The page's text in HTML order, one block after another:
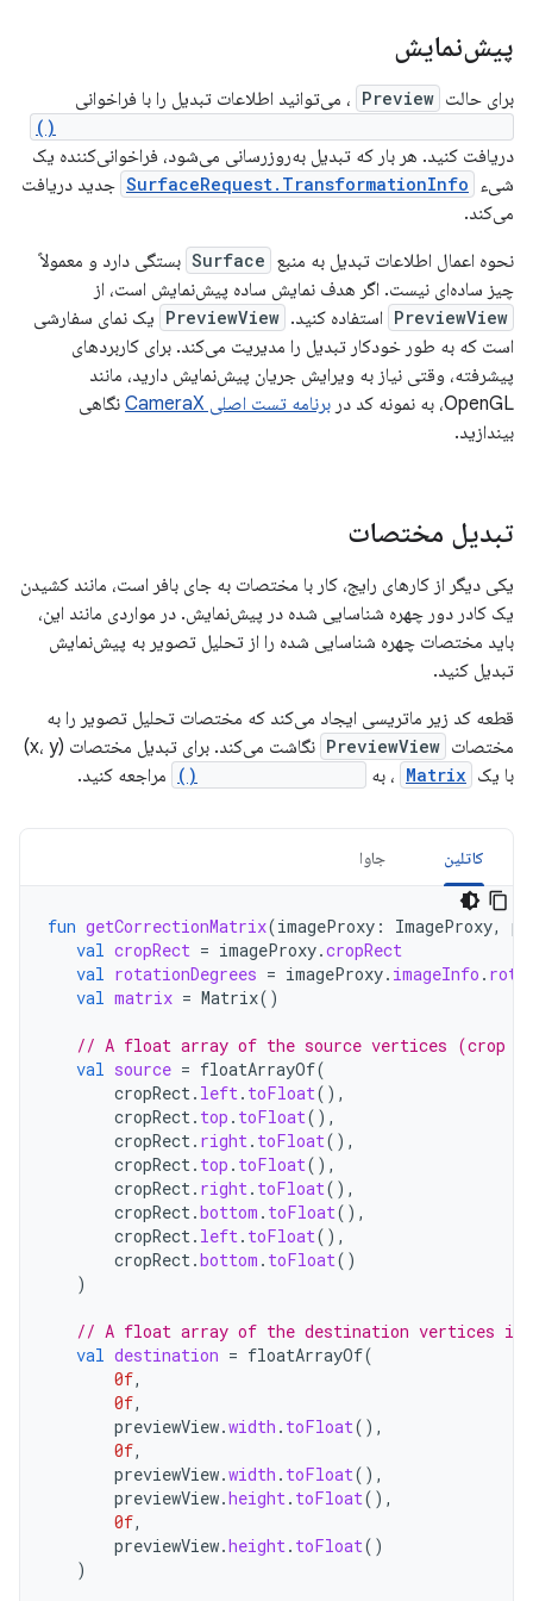
پیش‌نمایش
برای حالت Preview ، می‌توانید اطلاعات تبدیل را با فراخوانی
دریافت کنید. هر بار که تبدیل به‌روزرسانی می‌شود، فراخوانی‌کننده یک
شیء SurfaceRequest.TransformationInfo جدید دریافت
می‌کند.
نحوه اعمال اطلاعات تبدیل به منبع Surface بستگی دارد و معمولاً
چیز ساده‌ای نیست. اگر هدف نمایش ساده پیش‌نمایش است، از
PreviewView استفاده کنید. PreviewView یک نمای سفارشی
است که به طور خودکار تبدیل را مدیریت می‌کند. برای کاربردهای
پیشرفته، وقتی نیاز به ویرایش جریان پیش‌نمایش دارید، مانند
OpenGL، به نمونه کد در
برنامه تست اصلی CameraX
نگاهی
بیندازید.
تبدیل مختصات
یکی دیگر از کارهای رایج، کار با مختصات به جای بافر است، مانند کشیدن
یک کادر دور چهره شناسایی شده در پیش‌نمایش. در مواردی مانند این،
باید مختصات چهره شناسایی شده را از تحلیل تصویر به پیش‌نمایش
تبدیل کنید.
قطعه کد زیر ماتریسی ایجاد می‌کند که مختصات تحلیل تصویر را به
مختصات PreviewView
نگاشت می‌کند. برای تبدیل مختصات (x، y)
با یک Matrix ، به مراجعه کنید.
کاتلین جاوا
fun getCorrectionMatrix(imageProxy : ImageProxy,
val cropRect = imageProxy.cropRect
val rotationDegrees = imageProxy. imageInfo .
val matrix = Matrix()
// A float array of the source vertices (crop
val source = floatArrayOf(
cropRect. left. toFloat(),
cropRect. top . toFloat(),
cropRect. right. toFloat(),
cropRect. top . toFloat(),
cropRect. right. toFloat(),
cropRect.bottom . toFloat(),
cropRect. left. toFloat(),
cropRect.bottom . toFloat()
)
// A float array of the destination vertices in
val destination = floatArrayOf(
0f,
0f,
previewView.width . toFloat(),
0f,
previewView.width . toFloat(),
previewView.height. toFloat(),
0f,
previewView.height. toFloat()
)